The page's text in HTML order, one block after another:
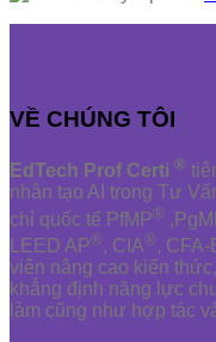
VỀ CHÚNG TÔI
EdTech Prof Certi ®
nhân tạo AI trong Tư
chỉ quốc tế PfMP®
LEED AP®, CIA®, CFA-
viên nâng cao kiến
khẳng định năng lực
làm cũng như hợp tác